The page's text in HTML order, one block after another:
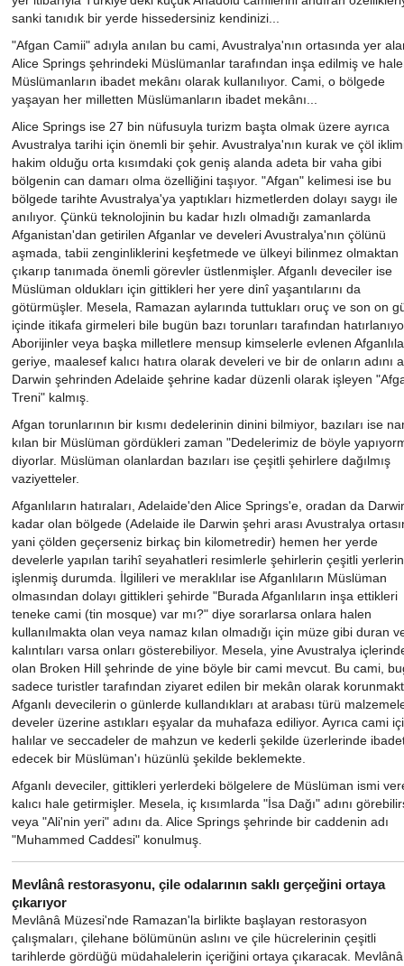
sanki tanıdık bir yerde hissedersiniz kendinizi...
"Afgan Camii" adıyla anılan bu cami, Avustralya'nın ortasında yer
Alice Springs şehrindeki Müslümanlar tarafından inşa edilmiş ve
Müslümanların ibadet mekânı olarak kullanılıyor. Cami, o bölgede
yaşayan her milletten Müslümanların ibadet mekânı...
Alice Springs ise 27 bin nüfusuyla turizm başta olmak üzere ayrıca
Avustralya tarihi için önemli bir şehir. Avustralya'nın kurak ve çöl
hakim olduğu orta kısımdaki çok geniş alanda adeta bir vaha gibi
bölgenin can damarı olma özelliğini taşıyor. "Afgan" kelimesi ise bu
bölgede tarihte Avustralya'ya yaptıkları hizmetlerden dolayı saygı ile
anılıyor. Çünkü teknolojinin bu kadar hızlı olmadığı zamanlarda
Afganistan'dan getirilen Afganlar ve develeri Avustralya'nın çölünü
aşmada, tabii zenginliklerini keşfetmede ve ülkeyi bilinmez olmaktan
çıkarıp tanımada önemli görevler üstlenmişler. Afganlı deveciler ise
Müslüman oldukları için gittikleri her yere dinî yaşantılarını da
götürmüşler. Mesela, Ramazan aylarında tuttukları oruç ve son on
içinde itikafa girmeleri bile bugün bazı torunları tarafından
Aborijinler veya başka milletlere mensup kimselerle evlenen
geriye, maalesef kalıcı hatıra olarak develeri ve bir de onların adını
Darwin şehrinden Adelaide şehrine kadar düzenli olarak işleyen
Treni" kalmış.
Afgan torunlarının bir kısmı dedelerinin dinini bilmiyor, bazıları ise
kılan bir Müslüman gördükleri zaman "Dedelerimiz de böyle
diyorlar. Müslüman olanlardan bazıları ise çeşitli şehirlere dağılmış
vaziyetteler.
Afganlıların hatıraları, Adelaide'den Alice Springs'e, oradan da
kadar olan bölgede (Adelaide ile Darwin şehri arası Avustralya
yani çölden geçerseniz birkaç bin kilometredir) hemen her yerde
develerle yapılan tarihî seyahatleri resimlerle şehirlerin çeşitli
işlenmiş durumda. İlgilileri ve meraklılar ise Afganlıların Müslüman
olmasından dolayı gittikleri şehirde "Burada Afganlıların inşa ettikleri
teneke cami (tin mosque) var mı?" diye sorarlarsa onlara halen
kullanılmakta olan veya namaz kılan olmadığı için müze gibi duran
kalıntıları varsa onları gösterebiliyor. Mesela, yine Avustralya
olan Broken Hill şehrinde de yine böyle bir cami mevcut. Bu cami,
sadece turistler tarafından ziyaret edilen bir mekân olarak
Afganlı devecilerin o günlerde kullandıkları at arabası türü
develer üzerine astıkları eşyalar da muhafaza ediliyor. Ayrıca cami
halılar ve seccadeler de mahzun ve kederli şekilde üzerlerinde
edecek bir Müslüman'ı hüzünlü şekilde beklemekte.
Afganlı deveciler, gittikleri yerlerdeki bölgelere de Müslüman ismi
kalıcı hale getirmişler. Mesela, iç kısımlarda "İsa Dağı" adını
veya "Ali'nin yeri" adını da. Alice Springs şehrinde bir caddenin adı
"Muhammed Caddesi" konulmuş.
Mevlânâ restorasyonu, çile odalarının saklı gerçeğini ortaya
çıkarıyor
Mevlânâ Müzesi'nde Ramazan'la birlikte başlayan restorasyon
çalışmaları, çilehane bölümünün aslını ve çile hücrelerinin çeşitli
tarihlerde gördüğü müdahalelerin içeriğini ortaya çıkaracak. Mevlânâ